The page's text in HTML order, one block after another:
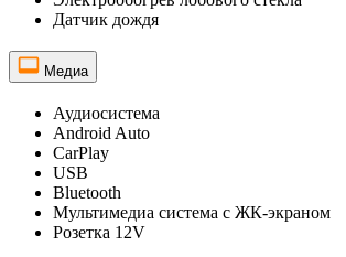
Датчик дождя
Медиа
Аудиосистема
Android Auto
CarPlay
USB
Bluetooth
Мультимедиа система с ЖК-экраном
Розетка 12V